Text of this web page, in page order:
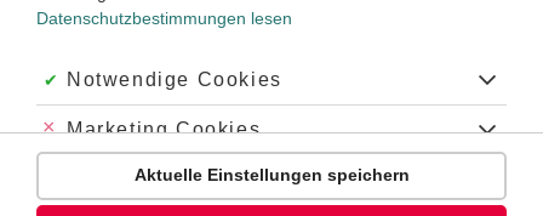
Dauer:
Wörter in die Lücken ein.
Einen Ton hört man bei der ersten Art von
Datenschutzbestimmungen lesen
Akzeptiert:
Notwendige Cookies
Abgelehnt:
Marketing Cookies
Abgelehnt:
Personalisierungs-Cookies
Aktuelle Einstellungen speichern